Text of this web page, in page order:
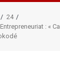
24
: «